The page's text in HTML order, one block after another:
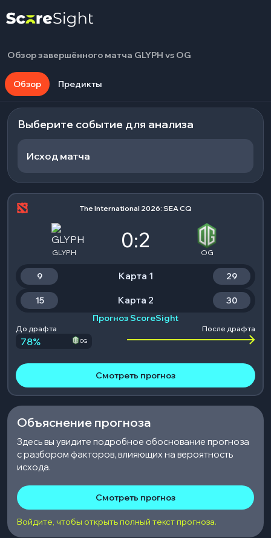
Обзор завершённого матча GLYPH vs OG
Обзор Предикты
Выберите событие для анализа
Исход матча
The International 2026: SEA CQ
GLYPH
0:2
OG
9 Карта 1 29
15 Карта 2
30
Прогноз ScoreSight
До драфта После драфта
78% OG
Смотреть прогноз
Объяснение прогноза
Здесь вы увидите подробное обоснование прогноза
с разбором факторов, влияющих на вероятность
исхода.
Смотреть прогноз
Войдите, чтобы открыть полный текст прогноза.